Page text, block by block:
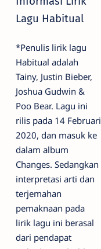
Lagu Habitual
*Penulis lirik lagu
Habitual adalah
Tainy, Justin Bieber,
Joshua Gudwin &
Poo Bear. Lagu ini
rilis pada 14 Februari
2020, dan masuk ke
dalam album
Changes. Sedangkan
interpretasi arti dan
terjemahan
pemaknaan pada
lirik lagu ini berasal
dari pendapat